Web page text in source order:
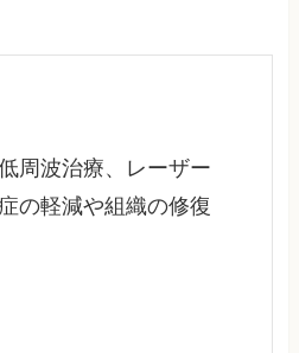
周波治療、レーザー
の軽減や組織の修復